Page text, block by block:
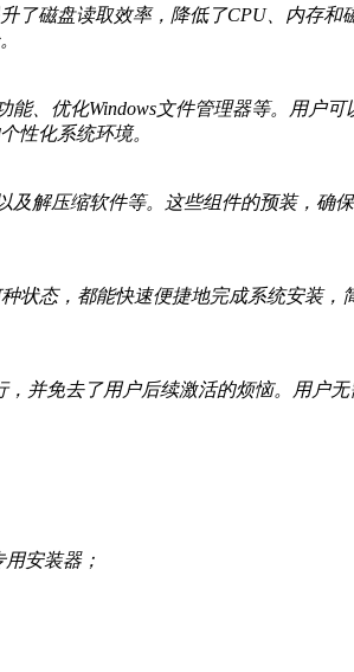
磁盘读取效率，降低了CPU、内存
、优化Windows文件管理器等。用户
性化系统环境。
及解压缩软件等。这些组件的预装，
状态，都能快速便捷地完成系统安装
并免去了用户后续激活的烦恼。用户
安装器；